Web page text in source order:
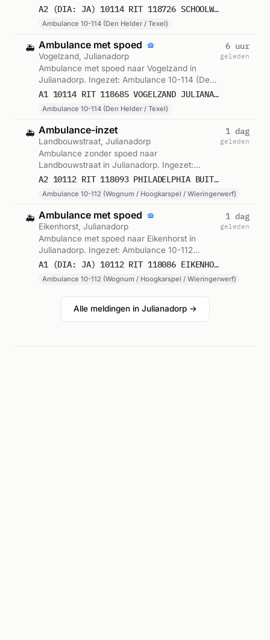
Helder / Texel). Gemeld om 10:37.
A2 (DIA: JA) 10114 RIT 118726 SCHOOLWEG JULIANADORP
Ambulance 10-114 (Den Helder / Texel)
🚑 Ambulance met spoed
Vogelzand, Julianadorp
Ambulance met spoed naar Vogelzand in
Julianadorp. Ingezet: Ambulance 10-114 (Den
Helder / Texel). Gemeld om 09:17.
A1 10114 RIT 118685 VOGELZAND JULIANADORP
Ambulance 10-114 (Den Helder / Texel)
6 uur
geleden
🚑 Ambulance-inzet
Landbouwstraat, Julianadorp
Ambulance zonder spoed naar
Landbouwstraat in Julianadorp. Ingezet:
Ambulance 10-112 (Wognum / Hoogkarspel / A2 10112 RIT 118093 PHILADELPHIA BUITENVELD LANDBOUWSTRAAT JULIANADORP
Ambulance 10-112 (Wognum / Hoogkarspel / Wieringerwerf)
1 dag
geleden
🚑 Ambulance met spoed
Eikenhorst, Julianadorp
Ambulance met spoed naar Eikenhorst in
Julianadorp. Ingezet: Ambulance 10-112
(Wognum / Hoogkarspel / Wieringerwerf).
A1 (DIA: JA) 10112 RIT 118086 EIKENHORST JULIANADORP
Ambulance 10-112 (Wognum / Hoogkarspel / Wieringerwerf)
1 dag
geleden
Alle meldingen in Julianadorp →